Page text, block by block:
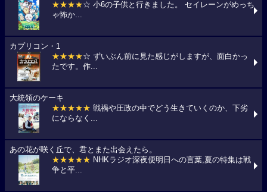
★★★★☆ 小6の子供と行きました。 セイレーンがめっち
ゃ怖か...
カプリコン・1
★★★★☆ ずいぶん前に見た感じがしますが、面白かっ
たです。作...
大統領のケーキ
★★★★★ 戦禍や圧政の中でどう生きていくのか、下劣
にならなく...
あの花が咲く丘で、君とまた出会えたら。
★★★★★ NHKラジオ深夜便明日への言葉,夏の特集は戦
争と平...